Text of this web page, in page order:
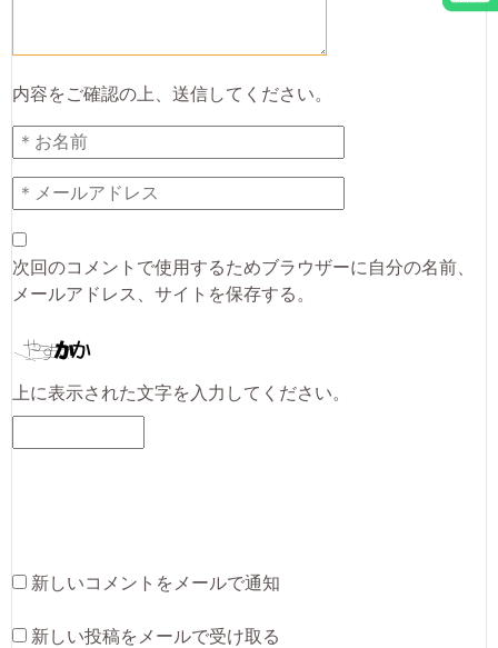
内容をご確認の上、送信してください。
次回のコメントで使用するためブラウザーに自分の名前、
メールアドレス、サイトを保存する。
上に表示された文字を入力してください。
新しいコメントをメールで通知
新しい投稿をメールで受け取る